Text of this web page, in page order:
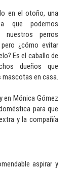
en el otoño, una
que podemos
nuestros perros
¿cómo evitar
Es el caballo de
dueños que
mascotas en casa.
en Mónica Gómez
para que
y la compañía
aspirar y